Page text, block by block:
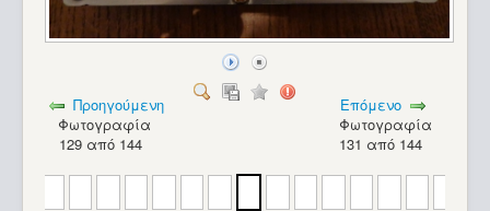
Προηγούμενη
Φωτογραφία
129 από 144
Επόμενο
Φωτογραφία
131 από 144